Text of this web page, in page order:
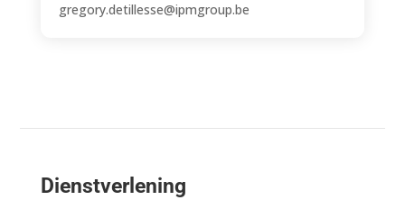
gregory.detillesse@ipmgroup.be
Dienstverlening